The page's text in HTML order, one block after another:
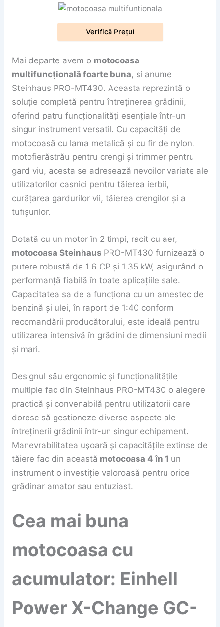
Verifică Prețul
Mai departe avem o motocoasa
multifuncțională foarte buna, și anume
Steinhaus PRO-MT430. Aceasta reprezintă o
soluție completă pentru întreținerea grădinii,
oferind patru funcționalități esențiale într-un
singur instrument versatil. Cu capacități de
motocoasă cu lama metalică și cu fir de nylon,
motofierăstrău pentru crengi și trimmer pentru
gard viu, acesta se adresează nevoilor variate ale
utilizatorilor casnici pentru tăierea ierbii,
curățarea gardurilor vii, tăierea crengilor și a
tufișurilor.
Dotată cu un motor în 2 timpi, racit cu aer,
motocoasa Steinhaus PRO-MT430 furnizează o
putere robustă de 1.6 CP și 1.35 kW, asigurând o
performanță fiabilă în toate aplicațiile sale.
Capacitatea sa de a funcționa cu un amestec de
benzină și ulei, în raport de 1:40 conform
recomandării producătorului, este ideală pentru
utilizarea intensivă în grădini de dimensiuni medii
și mari.
Designul său ergonomic și funcționalitățile
multiple fac din Steinhaus PRO-MT430 o alegere
practică și convenabilă pentru utilizatorii care
doresc să gestioneze diverse aspecte ale
întreținerii grădinii într-un singur echipament.
Manevrabilitatea ușoară și capacitățile extinse de
tăiere fac din această motocoasa 4 în 1 un
instrument o investiție valoroasă pentru orice
grădinar amator sau entuziast.
Cea mai buna
motocoasa cu
acumulator: Einhell
Power X-Change GC-